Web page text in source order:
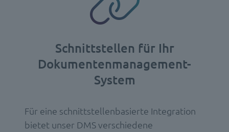
Schnittstellen für Ihr
Dokumentenmanagement-
System
Für eine schnittstellenbasierte Integration
bietet unser DMS verschiedene